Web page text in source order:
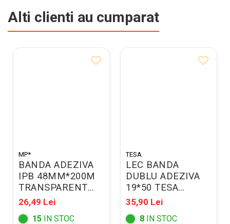
Alti clienti au cumparat
MP*
BANDA ADEZIVA
IPB 48MM*200M
TRANSPARENT
PA518-04
26,49 Lei
15 IN STOC
TESA
LEC BANDA
DUBLU ADEZIVA
19*50 TESA
TS646213
35,90 Lei
8 IN STOC